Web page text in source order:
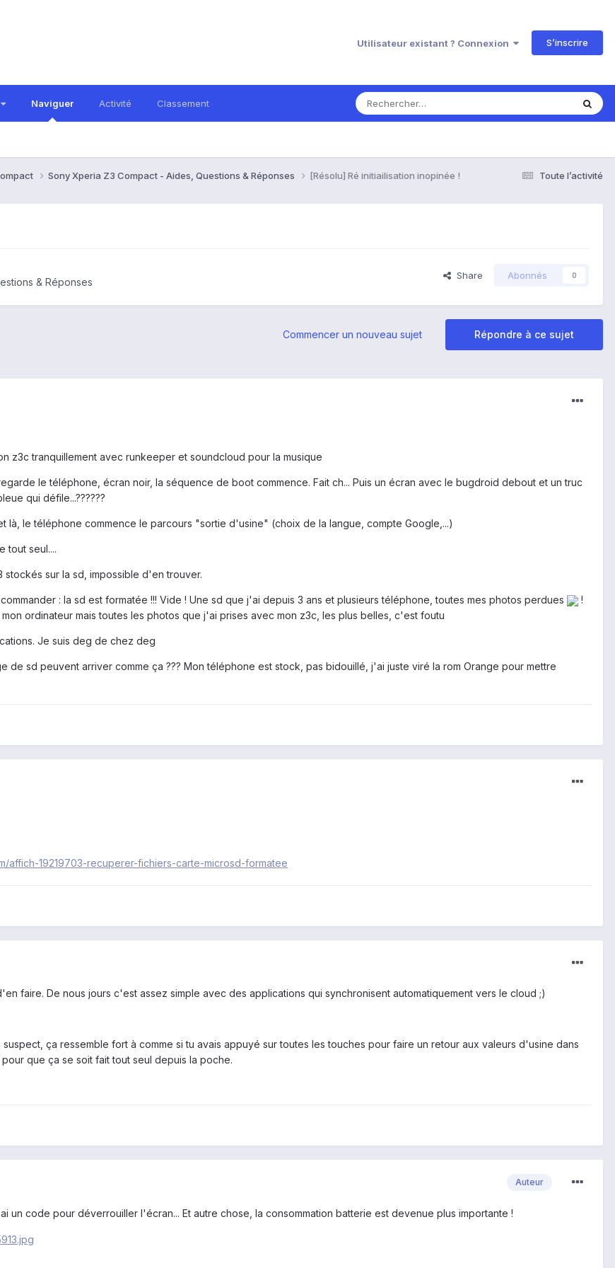
Utilisateur existant ? Connexion S’inscrire
Naviguer Activité Classement
Toute l’activité
Sony Xperia Z3 Compact - Aides, Questions & Réponses [Résolu] Ré initiailisation inopinée !
& Réponses
Share Abonnés 0
Répondre à ce sujet
Commencer un nouveau sujet
z3c tranquillement avec runkeeper et soundcloud pour la musique
le téléphone, écran noir, la séquence de boot commence. Fait ch... Puis un écran avec le bugdroid debout et un truc
qui défile...??????
là, le téléphone commence le parcours "sortie d'usine" (choix de la langue, compte Google,...)
tout seul....
stockés sur la sd, impossible d'en trouver.
: la sd est formatée !!! Vide ! Une sd que j'ai depuis 3 ans et plusieurs téléphone, toutes mes photos perdues
!
ordinateur mais toutes les photos que j'ai prises avec mon z3c, les plus belles, c'est foutu
Je suis deg de chez deg
de sd peuvent arriver comme ça ??? Mon téléphone est stock, pas bidouillé, j'ai juste viré la rom Orange pour mettre
affich-19219703-recuperer-fichiers-carte-microsd-formatee
faire. De nous jours c'est assez simple avec des applications qui synchronisent automatiquement vers le cloud ;)
ça ressemble fort à comme si tu avais appuyé sur toutes les touches pour faire un retour aux valeurs d'usine dans
que ça se soit fait tout seul depuis la poche.
Auteur
un code pour déverrouiller l'écran... Et autre chose, la consommation batterie est devenue plus importante !